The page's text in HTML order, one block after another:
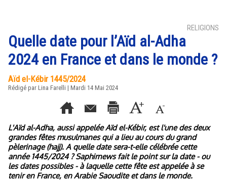
RELIGIONS
Quelle date pour l’Aïd al-Adha
2024 en France et dans le monde ?
Aïd el-Kébir 1445/2024
Rédigé par Lina Farelli | Mardi 14 Mai 2024
L'Aïd al-Adha, aussi appelée Aïd el-Kébir, est l'une des deux
grandes fêtes musulmanes qui a lieu au cours du grand
pèlerinage (hajj). A quelle date sera-t-elle célébrée cette
année 1445/2024 ? Saphirnews fait le point sur la date - ou
les dates possibles - à laquelle cette fête est appelée à se
tenir en France, en Arabie Saoudite et dans le monde.